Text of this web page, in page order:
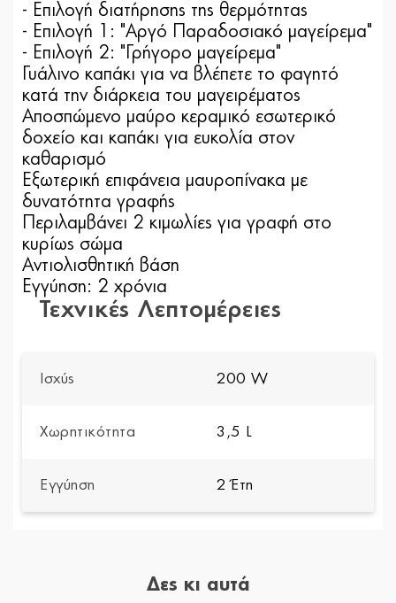
- Επιλογή διατήρησης της θερμότητας
- Επιλογή 1: "Αργό Παραδοσιακό μαγείρεμα"
- Επιλογή 2: "Γρήγορο μαγείρεμα"
Γυάλινο καπάκι για να βλέπετε το φαγητό
κατά την διάρκεια του μαγειρέματος
Αποσπώμενο μαύρο κεραμικό εσωτερικό
δοχείο και καπάκι για ευκολία στον
καθαρισμό
Εξωτερική επιφάνεια μαυροπίνακα με
δυνατότητα γραφής
Περιλαμβάνει 2 κιμωλίες για γραφή στο
κυρίως σώμα
Αντιολισθητική βάση
Εγγύηση: 2 χρόνια
Τεχνικές Λεπτομέρειες
Ισχύς 200 W
Χωρητικότητα 3,5 L
Εγγύηση 2 Έτη
Δες κι αυτά